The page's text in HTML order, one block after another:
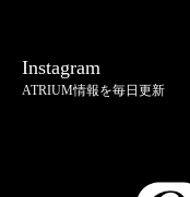
Instagram
ATRIUM情報を毎日更新